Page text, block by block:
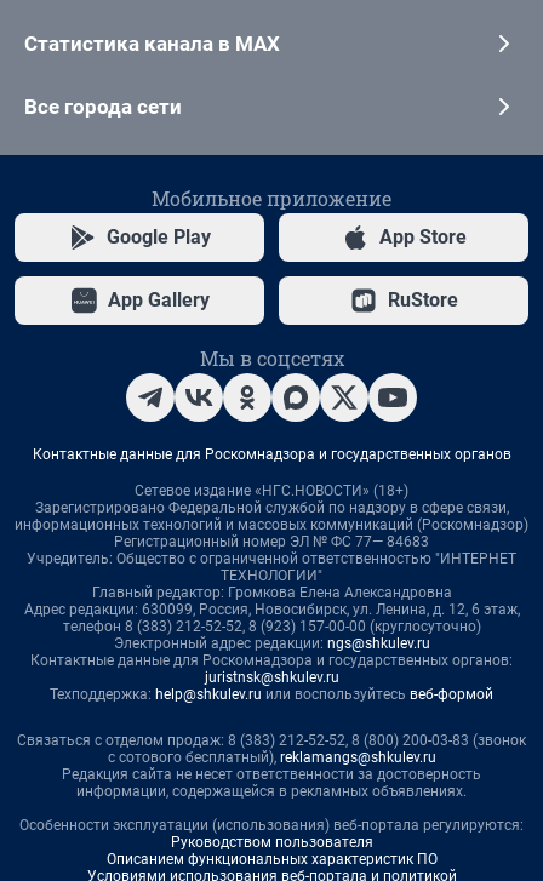
Статистика канала в MAX
Все города сети
Мобильное приложение
Google Play App Store
App Gallery RuStore
Мы в соцсетях
Контактные данные для Роскомнадзора и государственных органов
Сетевое издание «НГС.НОВОСТИ» (18+)
Зарегистрировано Федеральной службой по надзору в сфере связи,
информационных технологий и массовых коммуникаций (Роскомнадзор)
Регистрационный номер ЭЛ № ФС 77— 84683
Учредитель: Общество с ограниченной ответственностью "ИНТЕРНЕТ
ТЕХНОЛОГИИ"
Главный редактор: Громкова Елена Александровна
Адрес редакции: 630099, Россия, Новосибирск, ул. Ленина, д. 12, 6 этаж,
телефон 8 (383) 212-52-52, 8 (923) 157-00-00 (круглосуточно)
Электронный адрес редакции: ngs@shkulev.ru
Контактные данные для Роскомнадзора и государственных органов:
juristnsk@shkulev.ru
Техподдержка: help@shkulev.ru или воспользуйтесь веб-формой
Связаться с отделом продаж: 8 (383) 212-52-52, 8 (800) 200-03-83 (звонок
с сотового бесплатный), reklamangs@shkulev.ru
Редакция сайта не несет ответственности за достоверность
информации, содержащейся в рекламных объявлениях.
Особенности эксплуатации (использования) веб-портала регулируются:
Руководством пользователя
Описанием функциональных характеристик ПО
Условиями использования веб-портала и политикой